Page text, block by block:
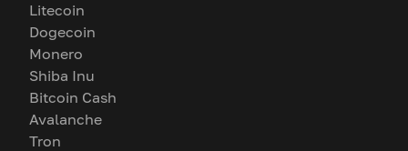
Litecoin
Dogecoin
Monero
Shiba Inu
Bitcoin Cash
Avalanche
Tron